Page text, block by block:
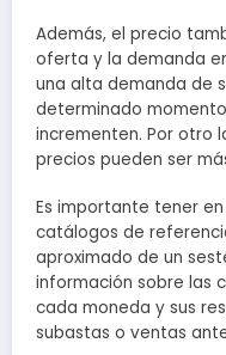
Además, el precio
oferta y la demanda
una alta demanda de
determinado
incrementen. Por otro
precios pueden ser
Es importante tener
catálogos de
aproximado de un
información sobre las
cada moneda y sus
subastas o ventas